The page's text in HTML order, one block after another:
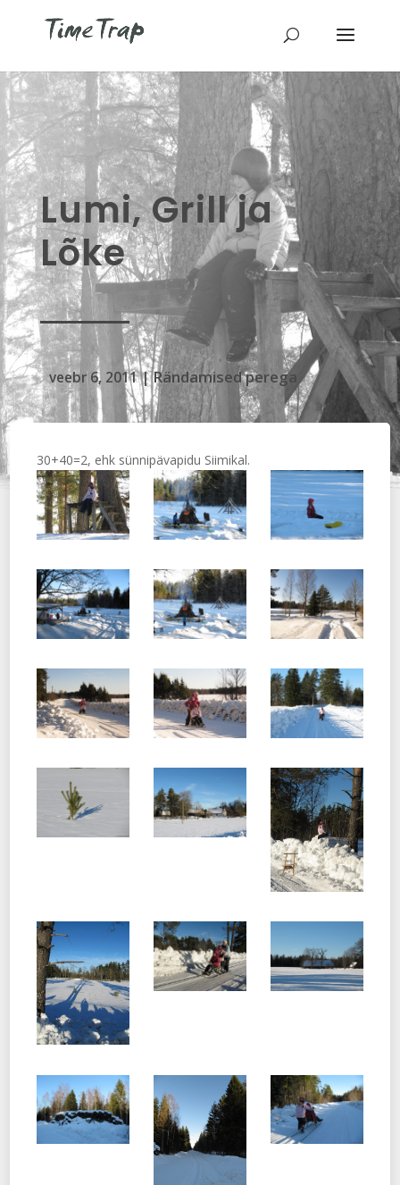
Lumi, Grill ja
Lõke
veebr 6, 2011|Rändamised perega
30+40=2, ehk sünnipävapidu Siimikal.